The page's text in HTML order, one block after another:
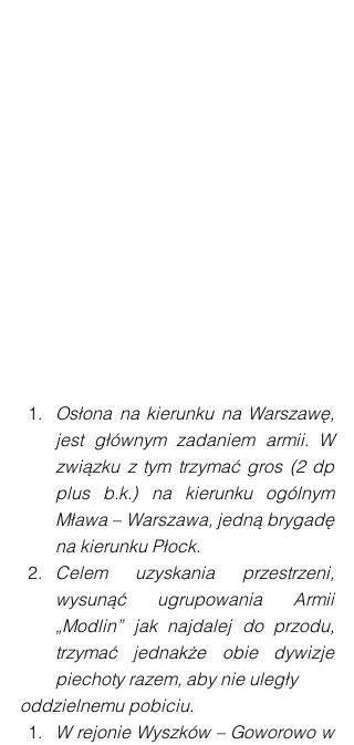
Osłona na kierunku na Warszawę,
jest głównym zadaniem armii. W
związku z tym trzymać gros (2 dp
plus b.k.) na kierunku ogólnym
Mława – Warszawa, jedną brygadę
na kierunku Płock.
Celem uzyskania przestrzeni,
wysunąć ugrupowania Armii
„Modlin” jak najdalej do przodu,
trzymać jednakże obie dywizje
piechoty razem, aby nie uległy
oddzielnemu pobiciu.
W rejonie Wyszków – Goworowo w